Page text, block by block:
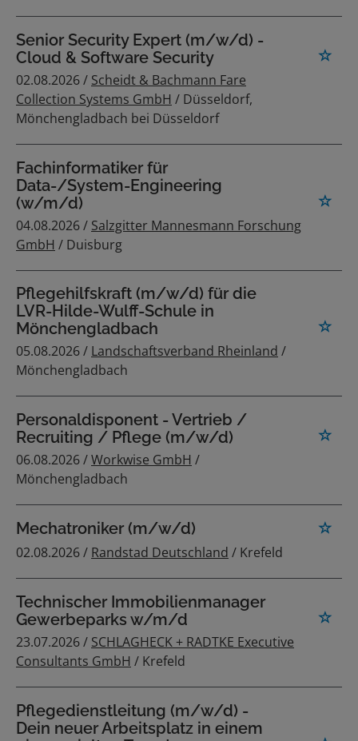
Senior Security Expert (m/w/d) -
Cloud & Software Security
02.08.2026 / Scheidt & Bachmann Fare
Collection Systems GmbH / Düsseldorf,
Mönchengladbach bei Düsseldorf
Fachinformatiker für
Data-/System-Engineering
(w/m/d)
04.08.2026 / Salzgitter Mannesmann Forschung
GmbH / Duisburg
Pflegehilfskraft (m/w/d) für die
LVR-Hilde-Wulff-Schule in
Mönchengladbach
05.08.2026 / Landschaftsverband Rheinland /
Mönchengladbach
Personaldisponent - Vertrieb /
Recruiting / Pflege (m/w/d)
06.08.2026 /Workwise GmbH /
Mönchengladbach
Mechatroniker (m/w/d)
02.08.2026 / Randstad Deutschland / Krefeld
Technischer Immobilienmanager
Gewerbeparks w/m/d
23.07.2026 / SCHLAGHECK + RADTKE Executive
Consultants GmbH / Krefeld
Pflegedienstleitung (m/w/d) -
Dein neuer Arbeitsplatz in einem